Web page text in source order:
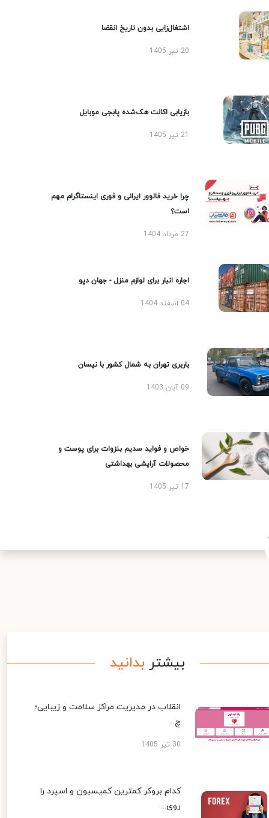
اشتغال‌زایی بدون تاریخ انقضا
20 تیر 1405
بازیابی اکانت هک‌شده پابجی موبایل
چرا خرید فالوور ایرانی و فوری اینستاگرام مهم
است؟
27 مرداد 1404
اجاره انبار برای لوازم منزل - جهان دپو
04 اسفند 1404
باربری تهران به شمال کشور با نیسان
09 آبان 1403
خواص و فواید سدیم بنزوات برای پوست و
محصولات آرایشی بهداشتی
17 تیر 1405
بیشتر بدانید
انقلاب در مدیریت مراکز سلامت و زیبایی؛
چ...
30 تیر 1405
کدام بروکر کمترین کمیسیون و اسپرد را
روی...